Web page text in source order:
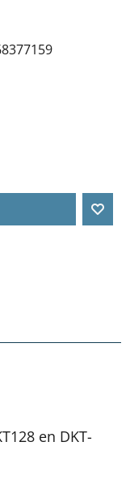
en DKT-